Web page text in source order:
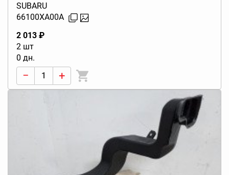
SUBARU
66100XA00A
2 013 ₽
2 шт
0 дн.
− +